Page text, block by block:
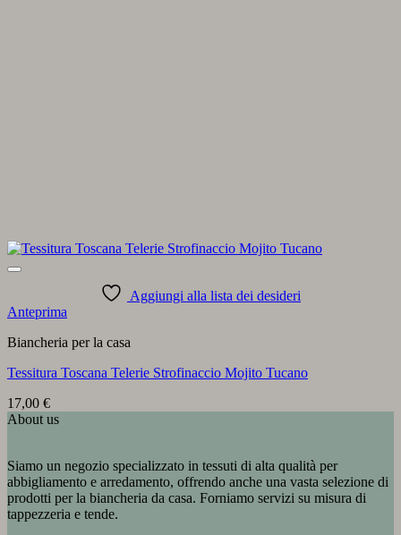
Aggiungi alla lista dei desideri
Anteprima
Biancheria per la casa
Tessitura Toscana Telerie Strofinaccio Mojito Tucano
17,00 €
About us
Siamo un negozio specializzato in tessuti di alta qualità per
abbigliamento e arredamento, offrendo anche una vasta selezione di
prodotti per la biancheria da casa. Forniamo servizi su misura di
tappezzeria e tende.